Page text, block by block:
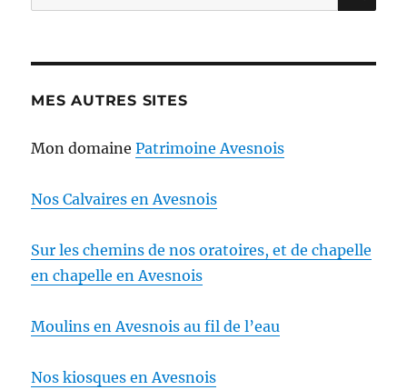
pour :
MES AUTRES SITES
Mon domainePatrimoine Avesnois
Nos Calvaires en Avesnois
Sur les chemins de nos oratoires, et de chapelle
en chapelle en Avesnois
Moulins en Avesnois au fil de l’eau
Nos kiosques en Avesnois